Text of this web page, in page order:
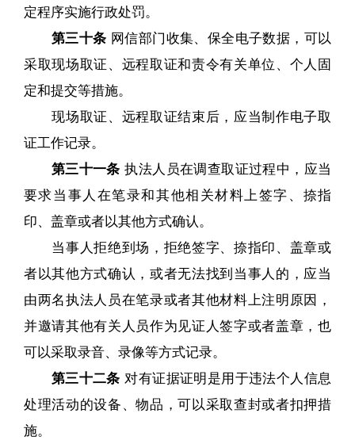
定程序实施行政处罚。
第三十条 网信部门收集、保全电子数据，可以
采取现场取证、远程取证和责令有关单位、个人固
定和提交等措施。
现场取证、远程取证结束后，应当制作电子取
证工作记录。
第三十一条 执法人员在调查取证过程中，应当
要求当事人在笔录和其他相关材料上签字、捺指
印、盖章或者以其他方式确认。
当事人拒绝到场，拒绝签字、捺指印、盖章或
者以其他方式确认，或者无法找到当事人的，应当
由两名执法人员在笔录或者其他材料上注明原因，
并邀请其他有关人员作为见证人签字或者盖章，也
可以采取录音、录像等方式记录。
第三十二条 对有证据证明是用于违法个人信息
处理活动的设备、物品，可以采取查封或者扣押措
施。